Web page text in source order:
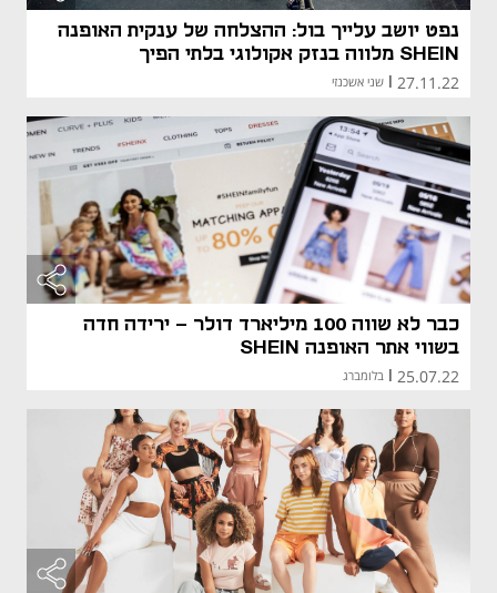
נפט יושב עלייך בול: ההצלחה של ענקית האופנה
SHEIN מלווה בנזק אקולוגי בלתי הפיך
27.11.22 שני אשכנזי
כבר לא שווה 100 מיליארד דולר - ירידה חדה
בשווי אתר האופנה SHEIN
25.07.22 בלומברג